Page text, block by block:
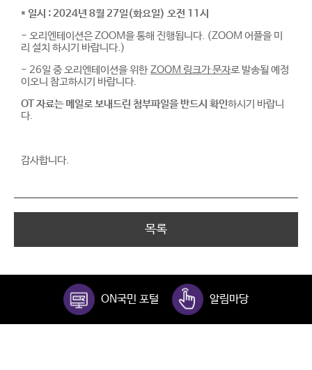
* 일시 : 2024년 8월 27일(화요일) 오전 11시
- 오리엔테이션은 ZOOM을 통해 진행됩니다. (ZOOM 어플을 미
리 설치 하시기 바랍니다.)
- 26일 중 오리엔테이션을 위한ZOOM 링크가 문자로 발송될 예정
이오니 참고하시기 바랍니다.
OT 자료는 메일로 보내드린 첨부파일을 반드시 확인하시기 바랍니
다.
감사합니다.
목록
ON국민 포털 알림마당